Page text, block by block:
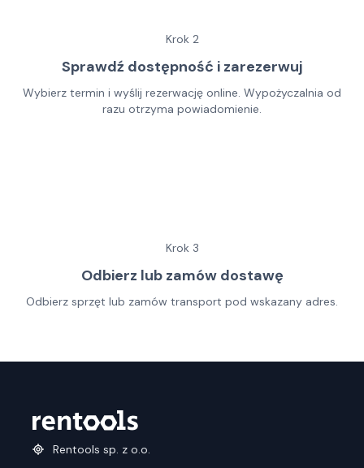
Krok 2
Sprawdź dostępność i zarezerwuj
Wybierz termin i wyślij rezerwację online. Wypożyczalnia od
razu otrzyma powiadomienie.
Krok 3
Odbierz lub zamów dostawę
Odbierz sprzęt lub zamów transport pod wskazany adres.
Rentools sp. z o.o.